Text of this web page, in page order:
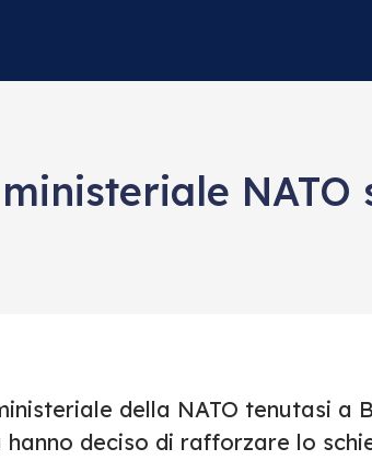
NATO
della NATO tenutasi a
hanno deciso di rafforzare lo